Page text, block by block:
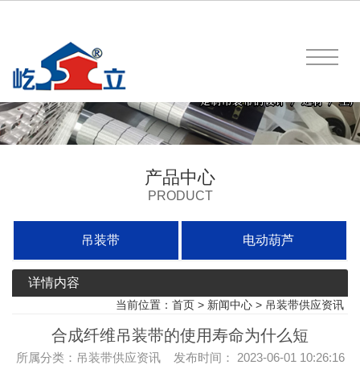
产品中心
PRODUCT
吊装带 电动葫芦
详情内容
当前位置： 首页 > 新闻中心 > 吊装带供应资讯
合成纤维吊装带的使用寿命为什么短
所属分类：吊装带供应资讯 发布时间： 2023-06-01 10:26:16